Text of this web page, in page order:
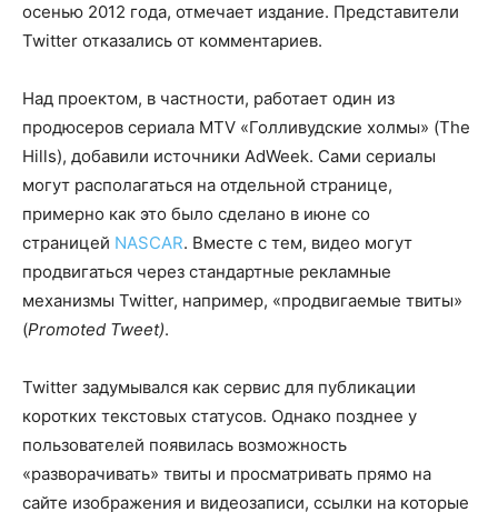
осенью 2012 года, отмечает издание. Представители
Twitter отказались от комментариев.
Над проектом, в частности, работает один из
продюсеров сериала MTV «Голливудские холмы» (The
Hills), добавили источники AdWeek. Сами сериалы
могут располагаться на отдельной странице,
примерно как это было сделано в июне со
страницей NASCAR. Вместе с тем, видео могут
продвигаться через стандартные рекламные
механизмы Twitter, например, «продвигаемые твиты»
(Promoted Tweet).
Twitter задумывался как сервис для публикации
коротких текстовых статусов. Однако позднее у
пользователей появилась возможность
«разворачивать» твиты и просматривать прямо на
сайте изображения и видеозаписи, ссылки на которые